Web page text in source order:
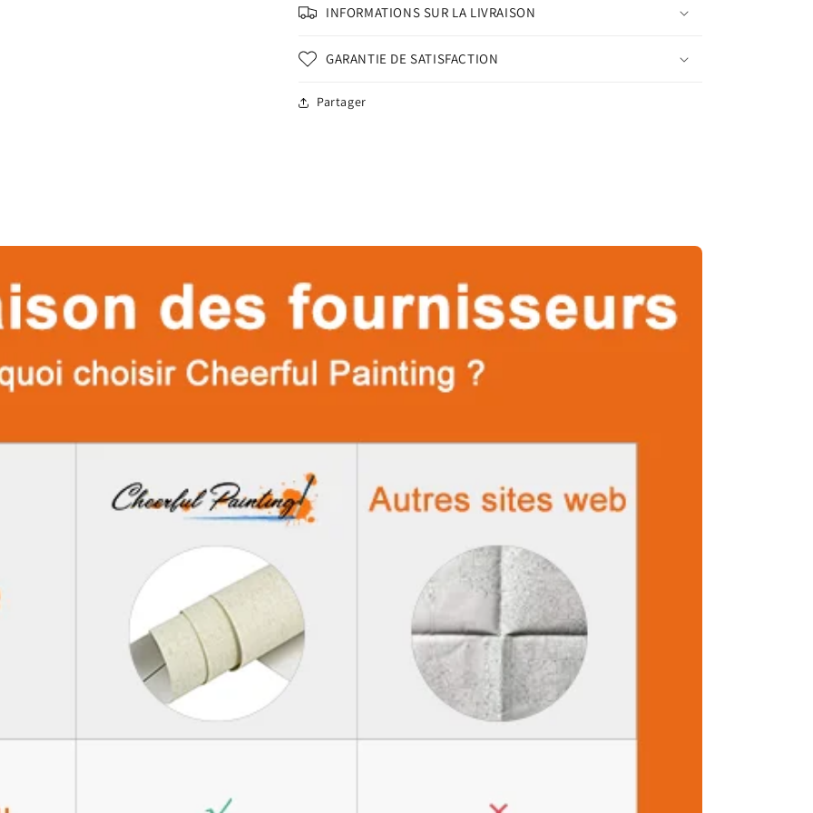
INFORMATIONS SUR LA LIVRAISON
GARANTIE DE SATISFACTION
Partager